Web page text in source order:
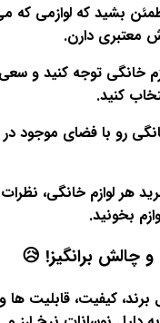
بشید که لوازمی که
معتبری دارن.
خانگی توجه کنید و
کنید.
رو با فضای موجود در
هر لوازم خانگی، نظرات
بخونید.
چالش برانگیز! 😥
کیفیت، قابلیت ها و